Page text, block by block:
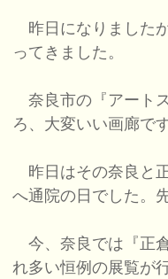
昨日になりました
ってきました。
奈良市の『アート
ろ、大変いい画廊です
昨日はその奈良と
へ通院の日でした。
今、奈良では『正
れ多い恒例の展覧が